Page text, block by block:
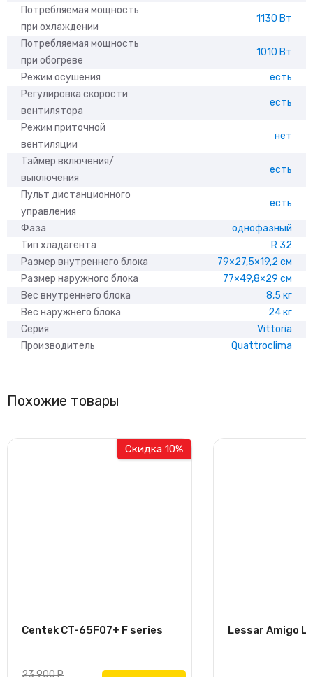
Потребляемая мощность
при охлаждении
1130 Вт
Потребляемая мощность
при обогреве
1010 Вт
Режим осушения
есть
Регулировка скорости
вентилятора
есть
Режим приточной
вентиляции
нет
Таймер включения/
выключения
есть
Пульт дистанционного
управления
есть
Фаза
однофазный
Тип хладагента
R 32
Размер внутреннего блока
79×27,5×19,2 см
Размер наружного блока
77×49,8×29 см
Вес внутреннего блока
8,5 кг
Вес наружнего блока
24 кг
Серия
Vittoria
Производитель
Quattroclima
Похожие товары
Скидка 10%
Centek CT-65F07+ F series
23 900Р
Lessar Amigo